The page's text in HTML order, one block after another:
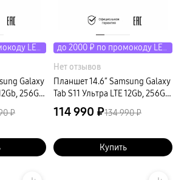
до 2000 ₽ по промокоду LETO
Galaxy
256Gb,
₽
до 2000 ₽ по промокоду LETO
Нет отзывов
Планшет 14.6″ Samsung Galaxy
Tab S11 Ультра LTE 12Gb, 256Gb,
серый
114 990 ₽134 990 ₽
Купить